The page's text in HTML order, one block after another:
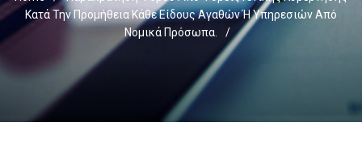
Κατά Την Προμήθεια Κάθε Είδους Αγαθών Ή Υπηρεσιών Από
Νομικά Πρόσωπα.
/